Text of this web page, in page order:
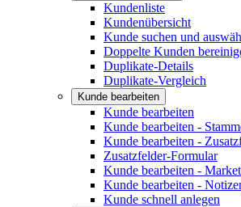
Kundenliste
Kundenübersicht
Kunde suchen und
Doppelte Kunden
Duplikate-Details
Duplikate-Vergleich
Kunde bearbeiten
Kunde bearbeiten
Kunde bearbeiten -
Kunde bearbeiten -
Zusatzfelder-Formular
Kunde bearbeiten -
Kunde bearbeiten -
Kunde schnell anlegen